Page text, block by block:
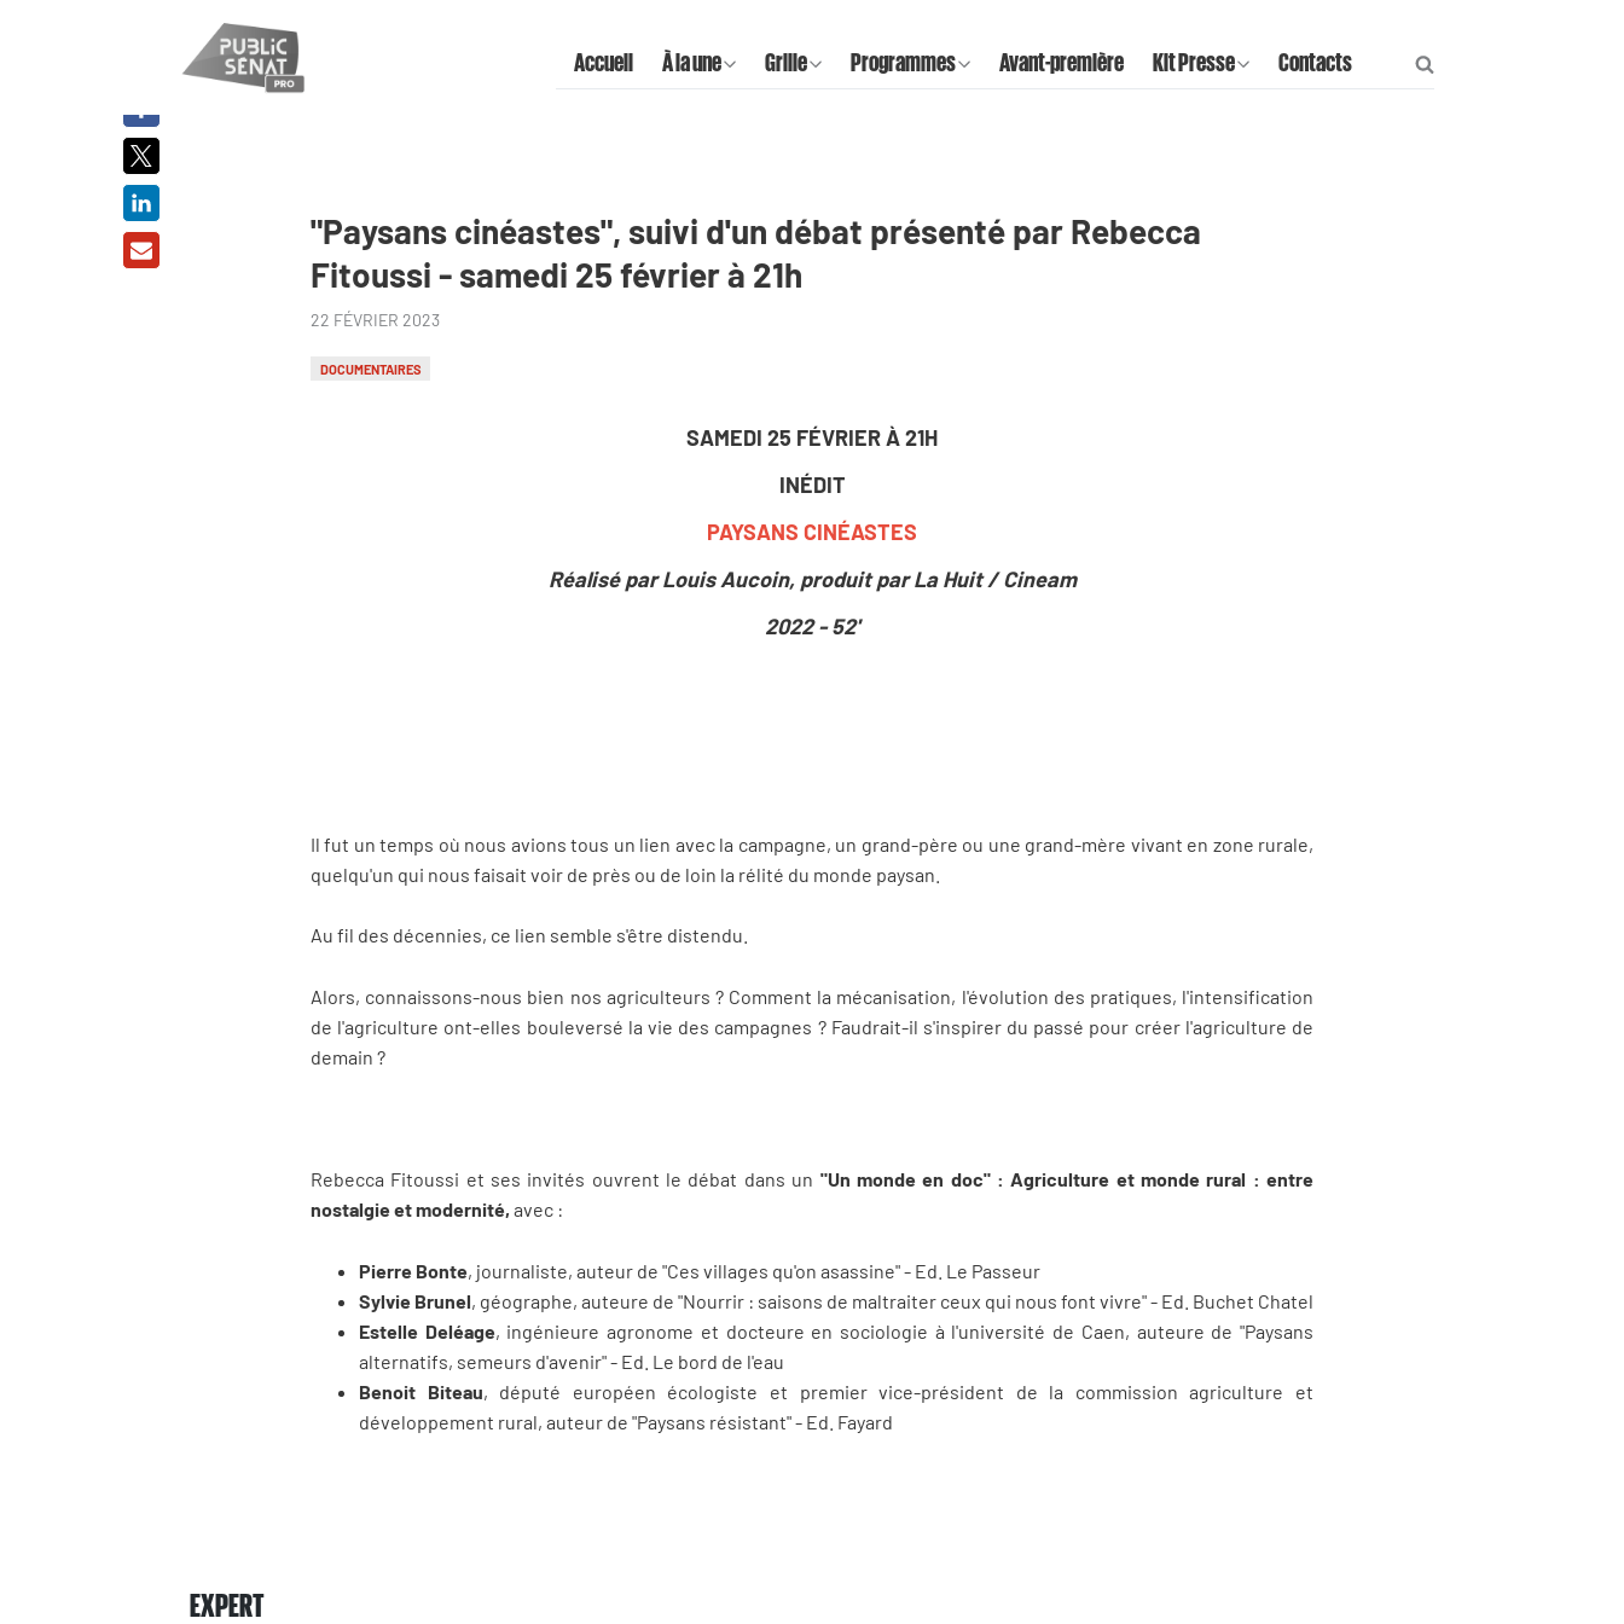
Accueil À la une Grille Programmes Avant-première Kit Presse Contacts
"Paysans cinéastes", suivi d'un débat présenté par Rebecca
Fitoussi - samedi 25 février à 21h
22 FÉVRIER 2023
DOCUMENTAIRES
SAMEDI 25 FÉVRIER À 21H
INÉDIT
PAYSANS CINÉASTES
Réalisé par Louis Aucoin, produit par La Huit / Cineam
2022 - 52'
Il fut un temps où nous avions tous un lien avec la campagne, un grand-père ou une grand-mère vivant en zone rurale,
quelqu'un qui nous faisait voir de près ou de loin la rélité du monde paysan.
Au fil des décennies, ce lien semble s'être distendu.
Alors, connaissons-nous bien nos agriculteurs ? Comment la mécanisation, l'évolution des pratiques, l'intensification
de l'agriculture ont-elles bouleversé la vie des campagnes ? Faudrait-il s'inspirer du passé pour créer l'agriculture de
demain ?
Rebecca Fitoussi et ses invités ouvrent le débat dans un "Un monde en doc" : Agriculture et monde rural : entre
nostalgie et modernité, avec :
Pierre Bonte, journaliste, auteur de "Ces villages qu'on asassine" - Ed. Le Passeur
Sylvie Brunel, géographe, auteure de "Nourrir : saisons de maltraiter ceux qui nous font vivre" - Ed. Buchet Chatel
Estelle Deléage, ingénieure agronome et docteure en sociologie à l'université de Caen, auteure de "Paysans
alternatifs, semeurs d'avenir" - Ed. Le bord de l'eau
Benoit Biteau, député européen écologiste et premier vice-président de la commission agriculture et
développement rural, auteur de "Paysans résistant" - Ed. Fayard
EXPERT